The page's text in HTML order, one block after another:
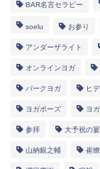
BAR名言セラピー
soelu お参り
アンダーザライト
オンラインヨガ
パークヨガ ヒ
ヨガポーズ ヨ
参拝 大予祝の宴
山納銀之輔 崔